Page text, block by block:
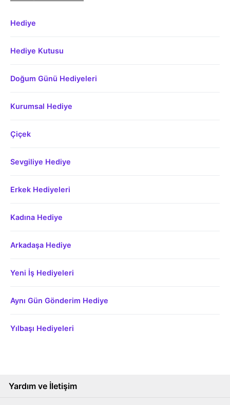
Hediye
Hediye Kutusu
Doğum Günü Hediyeleri
Kurumsal Hediye
Çiçek
Sevgiliye Hediye
Erkek Hediyeleri
Kadına Hediye
Arkadaşa Hediye
Yeni İş Hediyeleri
Aynı Gün Gönderim Hediye
Yılbaşı Hediyeleri
Yardım ve İletişim